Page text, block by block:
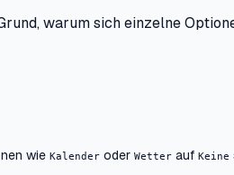
warum sich einzelne
wie Kalender oder Wetter auf Keine